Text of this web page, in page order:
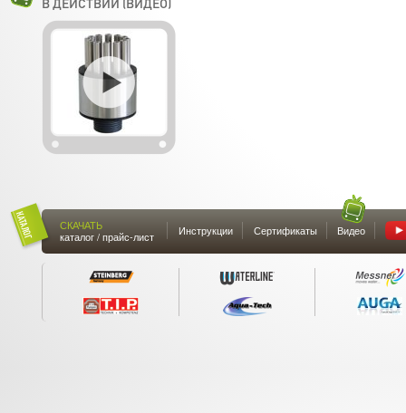
СКАЧАТЬ
каталог / прайс-лист
Инструкции Сертификаты Видео